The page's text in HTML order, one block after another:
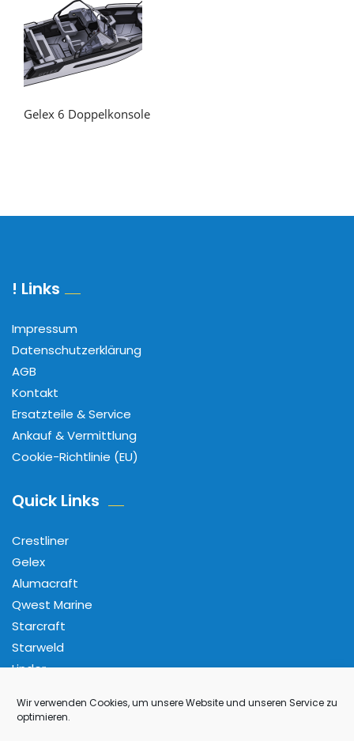
Wir verwenden Cookies, um unsere Website und unseren Service zu
optimieren.
Gelex 6 Doppelkonsole
! Links
Impressum
Datenschutzerklärung
AGB
Kontakt
Ersatzteile & Service
Ankauf & Vermittlung
Cookie-Richtlinie (EU)
Quick Links
Crestliner
Gelex
Alumacraft
Qwest Marine
Starcraft
Starweld
Linder
Folge Uns